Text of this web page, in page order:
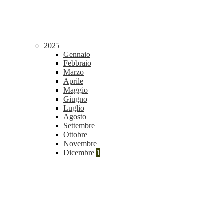
2025
Gennaio
Febbraio
Marzo
Aprile
Maggio
Giugno
Luglio
Agosto
Settembre
Ottobre
Novembre
Dicembre 1